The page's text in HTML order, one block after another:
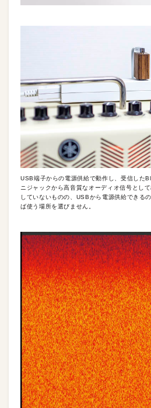
USB端子からの電源供給で動作し、受信した
ニジャックから高音質なオーディオ信号とし
していないものの、USBから電源供給できる
ば使う場所を選びません。